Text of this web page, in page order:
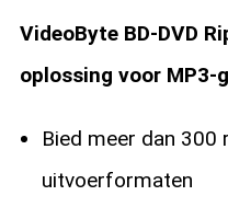
VideoByte BD-DVD
oplossing voor MP3-
Bied meer dan 300
uitvoerformaten